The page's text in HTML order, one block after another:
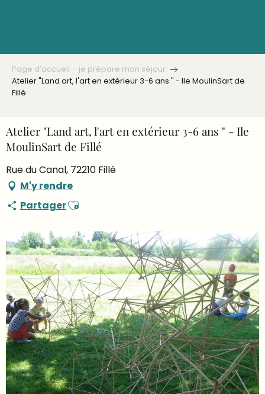
Page d’accueil – je prépare mon séjour
Atelier "Land art, l'art en extérieur 3-6 ans " - Ile MoulinSart de
Fillé
Atelier "Land art, l'art en extérieur 3-6 ans " - Ile
MoulinSart de Fillé
Rue du Canal, 72210 Fillé
M'y rendre
PartagerAjouter aux favoris